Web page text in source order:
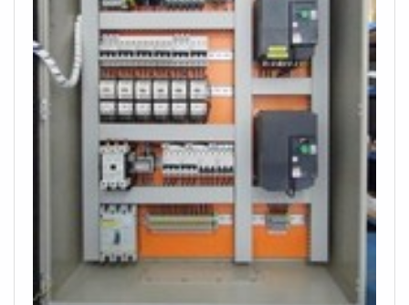
quadros de transferência automática, cabos,
transformadores, bandejas para contenção e tanques
adicionais. A empresa atesta a eficiência de todos os
equipamentos citados, e oferece 4 meses de garantia
contra defeitos de fabricação.